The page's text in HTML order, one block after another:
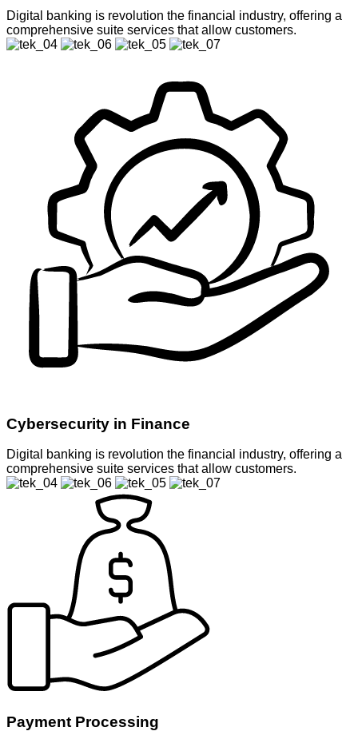
Digital banking is revolution the financial industry, offering a
comprehensive suite services that allow customers.
Cybersecurity in Finance
Digital banking is revolution the financial industry, offering a
comprehensive suite services that allow customers.
Payment Processing